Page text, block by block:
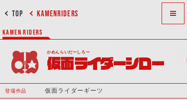
KAMENRIDERS
TOP
KAMEN RIDERS
かめんらいだーしろー
仮面ライダーシロー
登場作品 仮面ライダーギーツ